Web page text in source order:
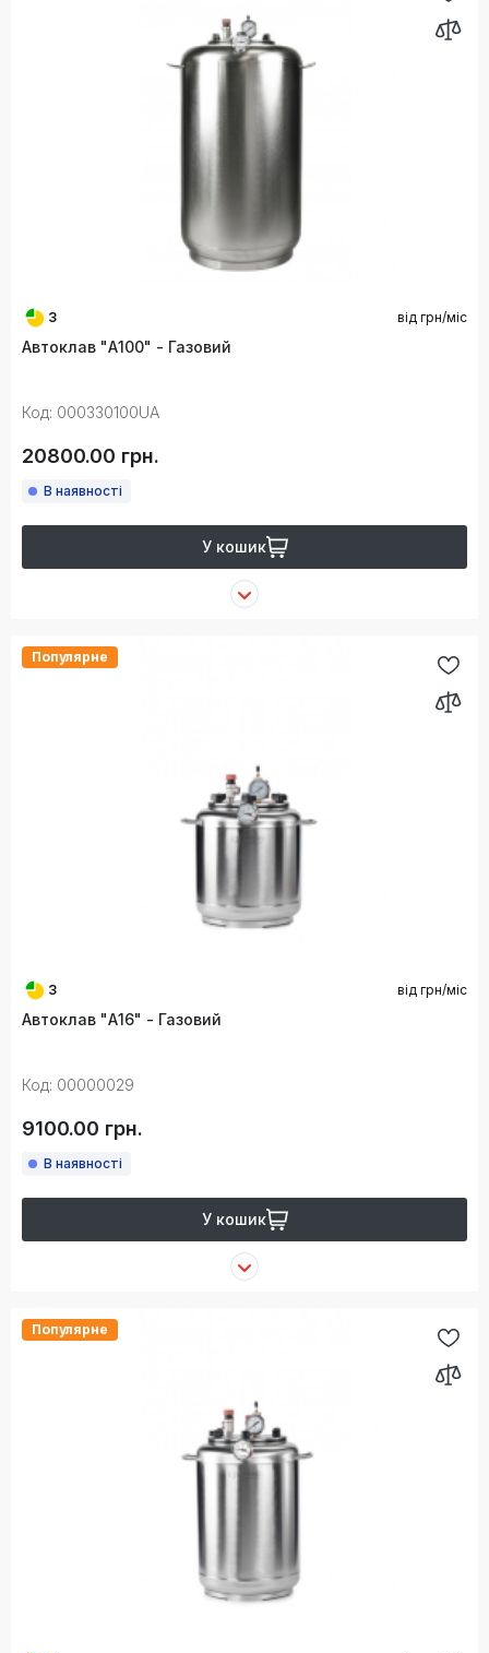
3 від грн/міс
Автоклав "А100" - Газовий
Код: 000330100UA
20800.00 грн.
В наявності
У кошик
Популярне
3 від грн/міс
Автоклав "А16" - Газовий
Код: 00000029
9100.00 грн.
В наявності
У кошик
Популярне